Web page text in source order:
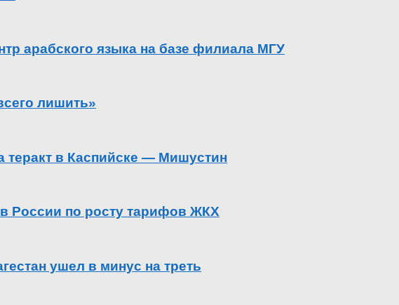
арабского языка на базе филиала МГУ
лишить»
теракт в Каспийске — Мишустин
России по росту тарифов ЖКХ
ушел в минус на треть